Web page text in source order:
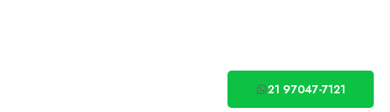
21 97047-7121